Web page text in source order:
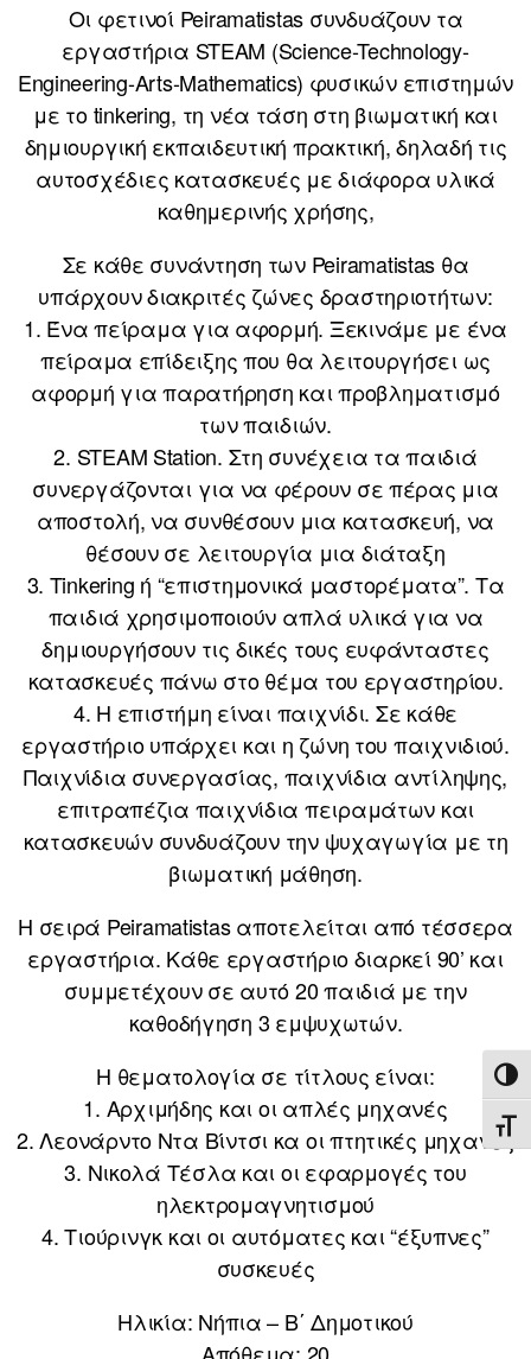
Οι φετινοί Peiramatistas συνδυάζουν τα
εργαστήρια STEAM (Science-Technology-
Engineering-Arts-Mathematics) φυσικών επιστημών
με το tinkering, τη νέα τάση στη βιωματική και
δημιουργική εκπαιδευτική πρακτική, δηλαδή τις
αυτοσχέδιες κατασκευές με διάφορα υλικά
καθημερινής χρήσης,
Σε κάθε συνάντηση των Peiramatistas θα
υπάρχουν διακριτές ζώνες δραστηριοτήτων:
1. Ένα πείραμα για αφορμή. Ξεκινάμε με ένα
πείραμα επίδειξης που θα λειτουργήσει ως
αφορμή για παρατήρηση και προβληματισμό
των παιδιών.
2. STEAM Station. Στη συνέχεια τα παιδιά
συνεργάζονται για να φέρουν σε πέρας μια
αποστολή, να συνθέσουν μια κατασκευή, να
θέσουν σε λειτουργία μια διάταξη
3. Tinkering ή “επιστημονικά μαστορέματα”. Τα
παιδιά χρησιμοποιούν απλά υλικά για να
δημιουργήσουν τις δικές τους ευφάνταστες
κατασκευές πάνω στο θέμα του εργαστηρίου.
4. Η επιστήμη είναι παιχνίδι. Σε κάθε
εργαστήριο υπάρχει και η ζώνη του παιχνιδιού.
Παιχνίδια συνεργασίας, παιχνίδια αντίληψης,
επιτραπέζια παιχνίδια πειραμάτων και
κατασκευών συνδυάζουν την ψυχαγωγία με τη
βιωματική μάθηση.
Η σειρά Peiramatistas αποτελείται από τέσσερα
εργαστήρια. Κάθε εργαστήριο διαρκεί 90’ και
συμμετέχουν σε αυτό 20 παιδιά με την
καθοδήγηση 3 εμψυχωτών.
Η θεματολογία σε τίτλους είναι:
1. Αρχιμήδης και οι απλές μηχανές
2. Λεονάρντο Ντα Βίντσι κα οι πτητικές μηχανές
3. Νικολά Τέσλα και οι εφαρμογές του
ηλεκτρομαγνητισμού
4. Τιούρινγκ και οι αυτόματες και “έξυπνες”
συσκευές
Ηλικία: Νήπια – Β΄ Δημοτικού
Απόθεμα: 20